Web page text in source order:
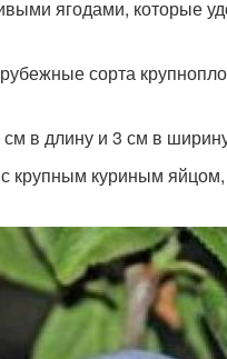
ягодами, которые
сорта
в длину и 3 см в
крупным куриным